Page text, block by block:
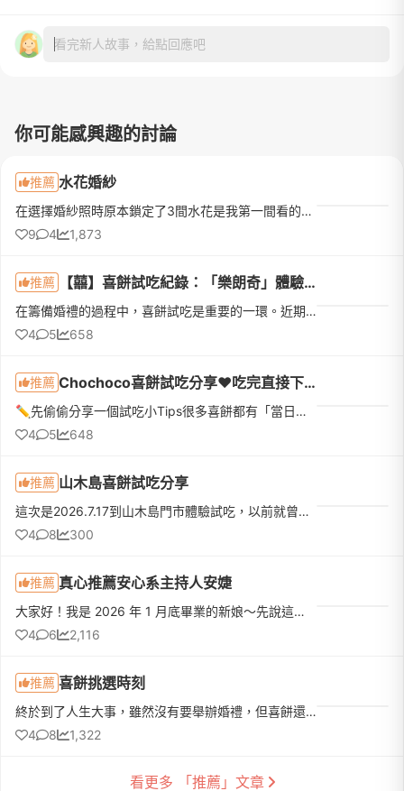
看完新人故事，給點回應吧
你可能感興趣的討論
推薦 水花婚紗
在選擇婚紗照時原本鎖定了3間水花是我第一間看的那時很害怕看了第一間直接決定很可惜所以後續又陸續看了好幾間在網路上評價很不錯的婚紗店最後還是決定選擇水花🤭因為從一開始進門市諮詢就遇到Ellie她好親切好有耐心...
9
4 1,873
推薦 【囍】喜餅試吃紀錄：「樂朗奇」體驗心得
在籌備婚禮的過程中，喜餅試吃是重要的一環。近期我們預約了網路上討論度很高的法式手工喜餅「樂朗奇」進行試吃。當天接待我們的是嘉芯。在介紹品牌時，提到「樂朗奇」的法文唸做 "enchantée"，我聽著聽著，覺得這發...
4
5 658
推薦 Chochoco喜餅試吃分享❤️吃完直接下訂❤️我的命定喜餅
✏️先偷偷分享一個試吃小Tips很多喜餅都有「當日下訂優惠」，如果本來就有好幾間想試，真的很建議全部排同一天，最期待的那間放最後！而且千萬不要剛吃飽就去～原本想說「不就吃幾塊餅乾嗎？」結果超飽😆因為還有不少...
4
5 648
推薦 山木島喜餅試吃分享
這次是2026.7.17到山木島門市體驗試吃，以前就曾經收過他們家的喜餅，連什麼時候收到、誰送的、好不好吃都忘了，但還是記得這家餅很漂亮（那個花！顏控無誤）所以就排進了試吃名單！先給大家看一下口味：試吃體驗和...
4
8 300
推薦 真心推薦安心系主持人安婕
大家好！我是 2026 年 1 月底畢業的新娘～先說這篇不是業配，也沒有因為發文得到折扣或贈品而是真的非常感謝 ˋˏˋˏ 安婕 ˎˊˎˊ認真又用心的人，值得被更多人看見！！婚禮結束後，就覺得一定要幫安婕寫一篇推薦文只是拖...
4
6 2,116
推薦 喜餅挑選時刻
終於到了人生大事，雖然沒有要舉辦婚禮，但喜餅還是不能少!!! 於是開始試吃之路有先在網路上做了一下功課，挑選中西式、西式的都有一天內安排了三家皇樓→金格→Chochoco先分享最後選擇了Chochoco(這家口味和盒子的顏...
4
8 1,322
看更多 「推薦」文章